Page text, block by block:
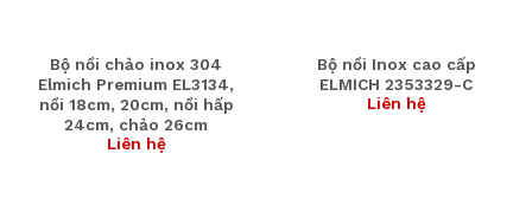
Bộ nồi chảo inox 304
Elmich Premium EL3134,
nồi 18cm, 20cm, nồi hấp
24cm, chảo 26cm
Liên hệ
Bộ nồi Inox cao cấp
ELMICH 2353329-C
Liên hệ